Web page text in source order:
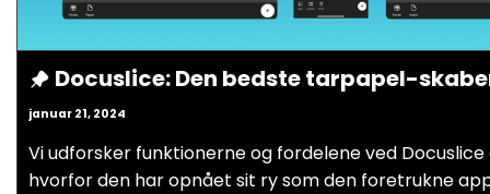
Docuslice: Den bedste tarpapel-
januar 21, 2024
Vi udforsker funktionerne og fordelene ved
hvorfor den har opnået sit ry som den foretrukne